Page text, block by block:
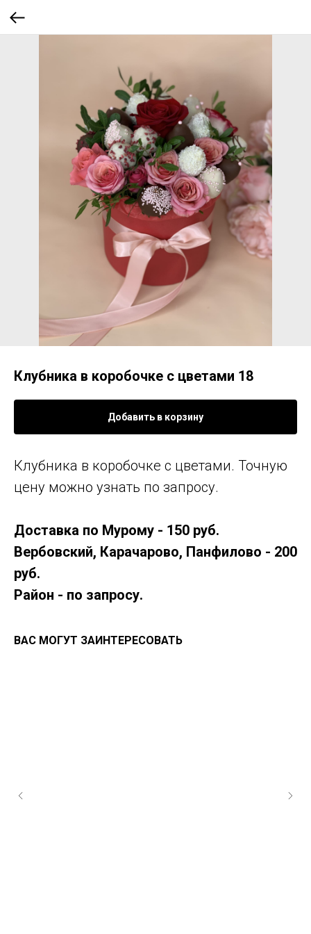
Клубника в коробочке с цветами 18
Добавить в корзину
Клубника в коробочке с цветами. Точную
цену можно узнать по запросу.
Доставка по Мурому - 150 руб.
Вербовский, Карачарово, Панфилово - 200
руб.
Район - по запросу.
ВАС МОГУТ ЗАИНТЕРЕСОВАТЬ